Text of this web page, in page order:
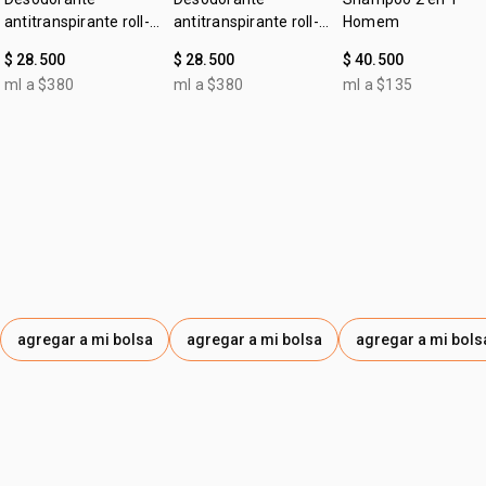
• testado dermatológicamente;
• vegano;
• textura: gel;
CARBONATE, CITRIC ACID, SODIUM CHLORIDE.
antitranspirante roll-
$ 28.500
ml a $380
agregar a mi bolsa
antitranspirante roll-
perfume
$ 28.500
ml a $380
agregar a mi bolsa
Homem
$ 40.500
ml a $135
agregar a mi